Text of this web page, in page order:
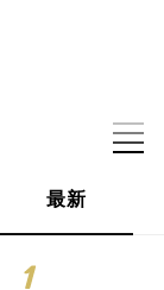
最新